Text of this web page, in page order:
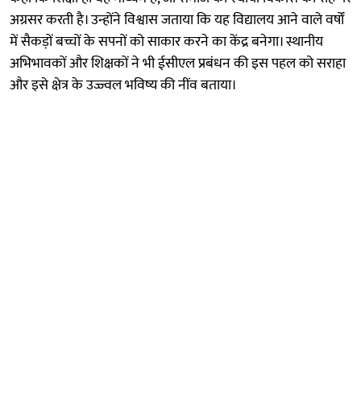
अग्रसर करती है। उन्होंने विश्वास जताया कि यह विद्यालय आने वाले वर्षों
में सैकड़ों बच्चों के सपनों को साकार करने का केंद्र बनेगा। स्थानीय
अभिभावकों और शिक्षकों ने भी ईसीएल प्रबंधन की इस पहल को सराहा
और इसे क्षेत्र के उज्ज्वल भविष्य की नींव बताया।